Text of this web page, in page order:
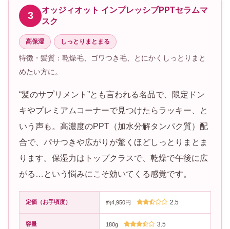
3
オッジィオット インプレッシブPPTセラムマ
スク
高保湿 しっとりまとまる
特徴・髪質：乾燥毛、ゴワつき毛、とにかくしっとりまと
めたい方に。
“髪のサプリメント”とも言われる名品で、限定ドン
キやプレミアムコーナーで見つけたらラッキー、と
いう声も。高濃度のPPT（加水分解タンパク質）配
合で、パサつきや広がりが驚くほどしっとりまとま
ります。保湿力はトップクラスで、乾燥で午後に広
がる…という悩みにこそ効いてくる感覚です。
定価（お手頃度） 約4,950円 2.5
容量 180g 3.5